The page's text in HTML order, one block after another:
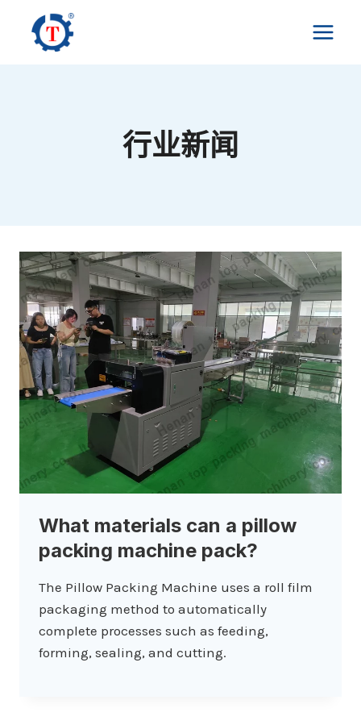
行业新闻
What materials can a pillow
packing machine pack?
The Pillow Packing Machine uses a roll film
packaging method to automatically
complete processes such as feeding,
forming, sealing, and cutting.